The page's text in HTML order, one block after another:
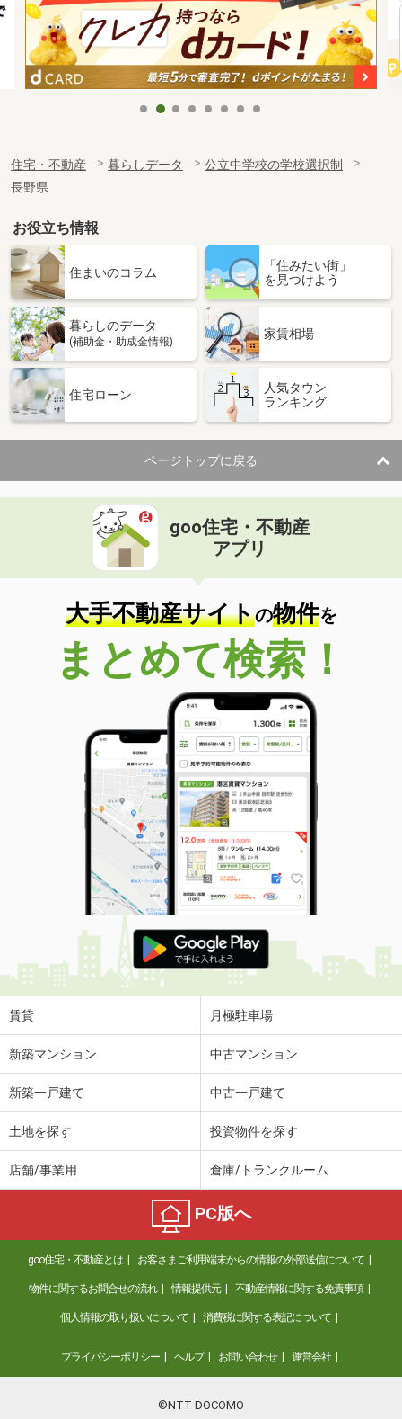
住宅・不動産 暮らしデータ
公立中学校の学校選択制
長野県
お役立ち情報
住まいのコラム
「住みたい街」
を見つけよう
暮らしのデータ
(補助金・助成金情報)
家賃相場
住宅ローン
人気タウン
ランキング
ページトップに戻る
goo住宅・不動産
アプリ
大手不動産サイトの物件を
まとめて検索！
賃貸 月極駐車場
新築マンション 中古マンション
新築一戸建て 中古一戸建て
土地を探す 投資物件を探す
店舗/事業用 倉庫/トランクルーム
PC版へ
goo住宅・不動産とは お客さまご利用端末からの情報の外部送信について
物件に関するお問合せの流れ 情報提供元 不動産情報に関する免責事項
個人情報の取り扱いについて 消費税に関する表記について
プライバシーポリシー ヘルプ お問い合わせ 運営会社
©NTT DOCOMO